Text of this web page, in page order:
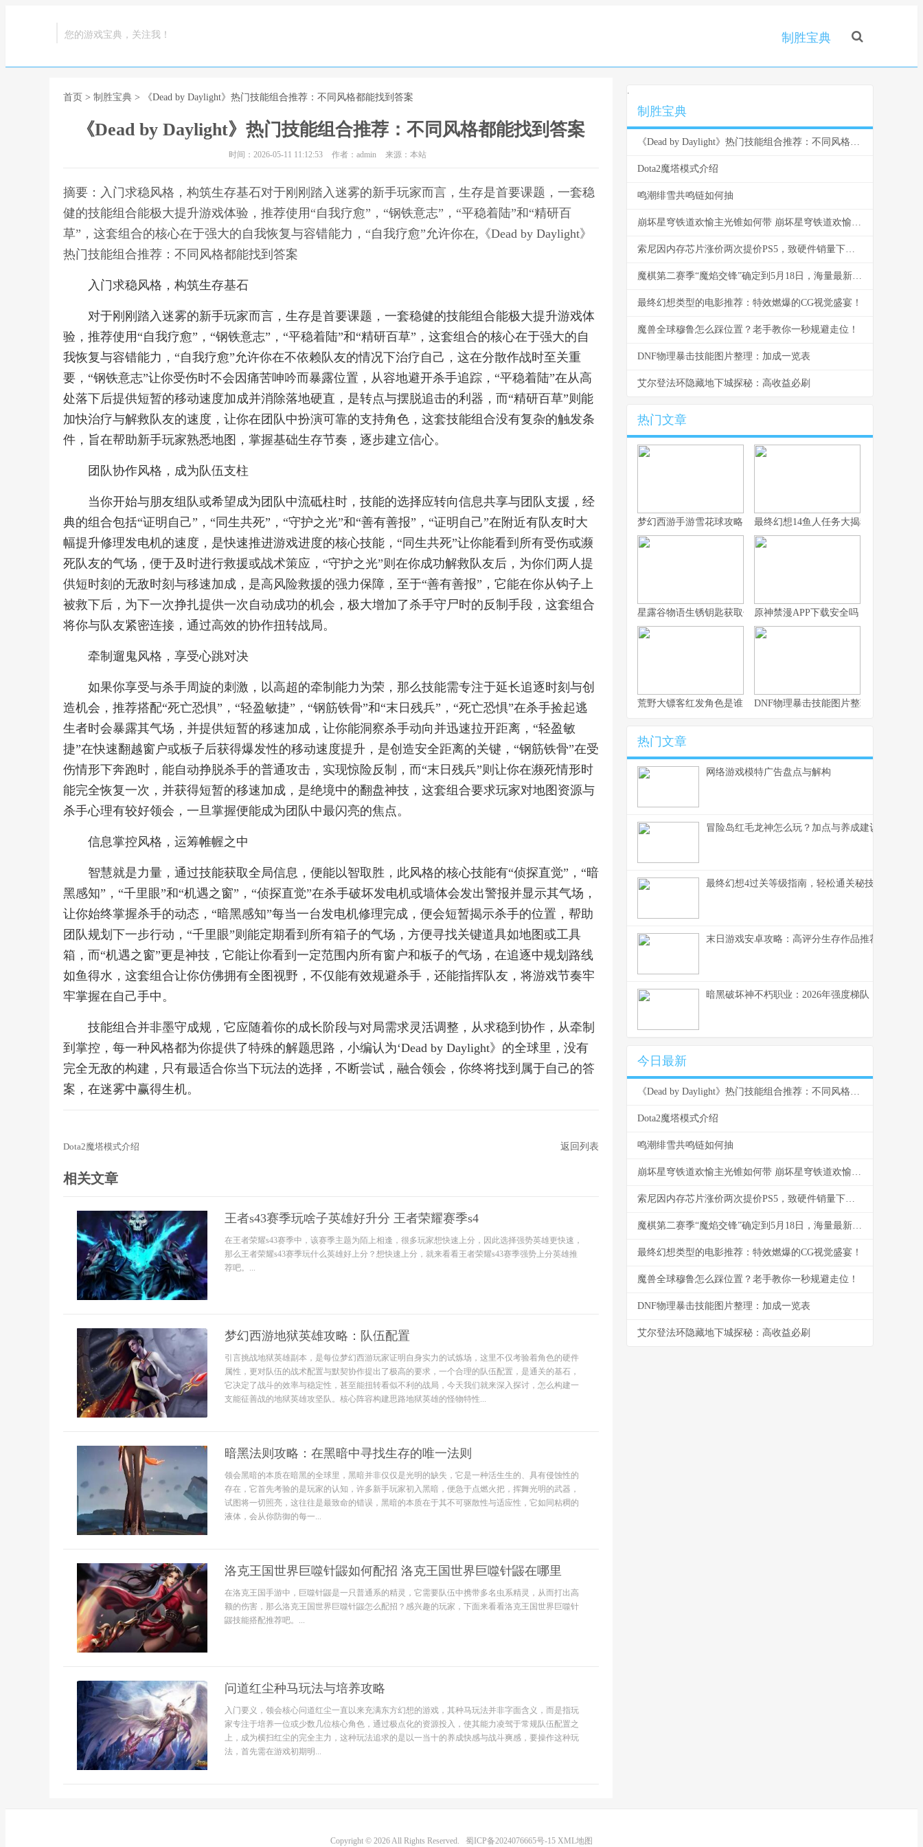
您的游戏宝典，关注我！ 制胜宝典
首页 > 制胜宝典 > 《Dead by Daylight》热门技能组合推荐：不同风格都能找到答案
《Dead by Daylight》热门技能组合推荐：不同风格都能找到答案
时间：2026-05-11 11:12:53 作者：admin 来源：本站
摘要：入门求稳风格，构筑生存基石对于刚刚踏入迷雾的新手玩家而言，生存是首要课题，一套稳
健的技能组合能极大提升游戏体验，推荐使用“自我疗愈”，“钢铁意志”，“平稳着陆”和“精研百
草”，这套组合的核心在于强大的自我恢复与容错能力，“自我疗愈”允许你在,《Dead by Daylight》
热门技能组合推荐：不同风格都能找到答案
入门求稳风格，构筑生存基石
对于刚刚踏入迷雾的新手玩家而言，生存是首要课题，一套稳健的技能组合能极大提升游戏体
验，推荐使用“自我疗愈”，“钢铁意志”，“平稳着陆”和“精研百草”，这套组合的核心在于强大的自
我恢复与容错能力，“自我疗愈”允许你在不依赖队友的情况下治疗自己，这在分散作战时至关重
要，“钢铁意志”让你受伤时不会因痛苦呻吟而暴露位置，从容地避开杀手追踪，“平稳着陆”在从高
处落下后提供短暂的移动速度加成并消除落地硬直，是转点与摆脱追击的利器，而“精研百草”则能
加快治疗与解救队友的速度，让你在团队中扮演可靠的支持角色，这套技能组合没有复杂的触发条
件，旨在帮助新手玩家熟悉地图，掌握基础生存节奏，逐步建立信心。
团队协作风格，成为队伍支柱
当你开始与朋友组队或希望成为团队中流砥柱时，技能的选择应转向信息共享与团队支援，经
典的组合包括“证明自己”，“同生共死”，“守护之光”和“善有善报”，“证明自己”在附近有队友时大
幅提升修理发电机的速度，是快速推进游戏进度的核心技能，“同生共死”让你能看到所有受伤或濒
死队友的气场，便于及时进行救援或战术策应，“守护之光”则在你成功解救队友后，为你们两人提
供短时刻的无敌时刻与移速加成，是高风险救援的强力保障，至于“善有善报”，它能在你从钩子上
被救下后，为下一次挣扎提供一次自动成功的机会，极大增加了杀手守尸时的反制手段，这套组合
将你与队友紧密连接，通过高效的协作扭转战局。
牵制遛鬼风格，享受心跳对决
如果你享受与杀手周旋的刺激，以高超的牵制能力为荣，那么技能需专注于延长追逐时刻与创
造机会，推荐搭配“死亡恐惧”，“轻盈敏捷”，“钢筋铁骨”和“末日残兵”，“死亡恐惧”在杀手捡起逃
生者时会暴露其气场，并提供短暂的移速加成，让你能洞察杀手动向并迅速拉开距离，“轻盈敏
捷”在快速翻越窗户或板子后获得爆发性的移动速度提升，是创造安全距离的关键，“钢筋铁骨”在受
伤情形下奔跑时，能自动挣脱杀手的普通攻击，实现惊险反制，而“末日残兵”则让你在濒死情形时
能完全恢复一次，并获得短暂的移速加成，是绝境中的翻盘神技，这套组合要求玩家对地图资源与
杀手心理有较好领会，一旦掌握便能成为团队中最闪亮的焦点。
信息掌控风格，运筹帷幄之中
智慧就是力量，通过技能获取全局信息，便能以智取胜，此风格的核心技能有“侦探直觉”，“暗
黑感知”，“千里眼”和“机遇之窗”，“侦探直觉”在杀手破坏发电机或墙体会发出警报并显示其气场，
让你始终掌握杀手的动态，“暗黑感知”每当一台发电机修理完成，便会短暂揭示杀手的位置，帮助
团队规划下一步行动，“千里眼”则能定期看到所有箱子的气场，方便寻找关键道具如地图或工具
箱，而“机遇之窗”更是神技，它能让你看到一定范围内所有窗户和板子的气场，在追逐中规划路线
如鱼得水，这套组合让你仿佛拥有全图视野，不仅能有效规避杀手，还能指挥队友，将游戏节奏牢
牢掌握在自己手中。
技能组合并非墨守成规，它应随着你的成长阶段与对局需求灵活调整，从求稳到协作，从牵制
到掌控，每一种风格都为你提供了特殊的解题思路，小编认为‘Dead by Daylight》的全球里，没有
完全无敌的构建，只有最适合你当下玩法的选择，不断尝试，融合领会，你终将找到属于自己的答
案，在迷雾中赢得生机。
Dota2魔塔模式介绍 返回列表
相关文章
王者s43赛季玩啥子英雄好升分 王者荣耀赛季s4
在王者荣耀s43赛季中，该赛季主题为陌上相逢，很多玩家想快速上分，因此选择强势英雄更快速，
那么王者荣耀s43赛季玩什么英雄好上分？想快速上分，就来看看王者荣耀s43赛季强势上分英雄推
荐吧。...
梦幻西游地狱英雄攻略：队伍配置
引言挑战地狱英雄副本，是每位梦幻西游玩家证明自身实力的试炼场，这里不仅考验着角色的硬件
属性，更对队伍的战术配置与默契协作提出了极高的要求，一个合理的队伍配置，是通关的基石，
它决定了战斗的效率与稳定性，甚至能扭转看似不利的战局，今天我们就来深入探讨，怎么构建一
支能征善战的地狱英雄攻坚队。核心阵容构建思路地狱英雄的怪物特性...
暗黑法则攻略：在黑暗中寻找生存的唯一法则
领会黑暗的本质在暗黑的全球里，黑暗并非仅仅是光明的缺失，它是一种活生生的、具有侵蚀性的
存在，它首先考验的是玩家的认知，许多新手玩家初入黑暗，便急于点燃火把，挥舞光明的武器，
试图将一切照亮，这往往是最致命的错误，黑暗的本质在于其不可驱散性与适应性，它如同粘稠的
液体，会从你防御的每一...
洛克王国世界巨噬针鼹如何配招 洛克王国世界巨噬针鼹在哪里
在洛克王国手游中，巨噬针鼹是一只普通系的精灵，它需要队伍中携带多名虫系精灵，从而打出高
额的伤害，那么洛克王国世界巨噬针鼹怎么配招？感兴趣的玩家，下面来看看洛克王国世界巨噬针
鼹技能搭配推荐吧。...
问道红尘种马玩法与培养攻略
入门要义，领会核心问道红尘一直以来充满东方幻想的游戏，其种马玩法并非字面含义，而是指玩
家专注于培养一位或少数几位核心角色，通过极点化的资源投入，使其能力凌驾于常规队伍配置之
上，成为横扫红尘的完全主力，这种玩法追求的是以一当十的养成快感与战斗爽感，要操作这种玩
法，首先需在游戏初期明...
.
制胜宝典
《Dead by Daylight》热门技能组合推荐：不同风格都能找到答案
Dota2魔塔模式介绍
鸣潮绯雪共鸣链如何抽
崩坏星穹铁道欢愉主光锥如何带 崩坏星穹铁道欢愉战舰最佳第四人
索尼因内存芯片涨价两次提价PS5，致硬件销量下滑；2025财年游戏业务利润增12%，主因服务和第三方软件增长；预计下财年利润增30%，受益于《圣安地列斯6 sony芯片
魔棋第二赛季“魔焰交锋”确定到5月18日，海量最新内容重塑弈战格局
最终幻想类型的电影推荐：特效燃爆的CG视觉盛宴！
魔兽全球穆鲁怎么踩位置？老手教你一秒规避走位！
DNF物理暴击技能图片整理：加成一览表
艾尔登法环隐藏地下城探秘：高收益必刷
热门文章
梦幻西游手游雪花球攻略：快速上手与高分技巧
最终幻想14鱼人任务大揭秘
星露谷物语生锈钥匙获取位置探寻指南原神禁漫APP下载安全吗
荒野大镖客红发角色是谁？ DNF物理暴击技能图片整理：加成一览
热门文章
网络游戏模特广告盘点与解构
冒险岛红毛龙神怎么玩？加点与养成建议
最终幻想4过关等级指南，轻松通关秘技
末日游戏安卓攻略：高评分生存作品推荐
暗黑破坏神不朽职业：2026年强度梯队
今日最新
《Dead by Daylight》热门技能组合推荐：不同风格都能找到答案
Dota2魔塔模式介绍
鸣潮绯雪共鸣链如何抽
崩坏星穹铁道欢愉主光锥如何带 崩坏星穹铁道欢愉战舰最佳第四人
索尼因内存芯片涨价两次提价PS5，致硬件销量下滑；2025财年游戏业务利润增12%，主因服务和第三方软件增长；预计下财年利润增30%，受益于《圣安地列斯6 sony芯片
魔棋第二赛季“魔焰交锋”确定到5月18日，海量最新内容重塑弈战格局
最终幻想类型的电影推荐：特效燃爆的CG视觉盛宴！
魔兽全球穆鲁怎么踩位置？老手教你一秒规避走位！
DNF物理暴击技能图片整理：加成一览表
艾尔登法环隐藏地下城探秘：高收益必刷
Copyright © 2026 All Rights Reserved. 蜀ICP备2024076665号-15 XML地图